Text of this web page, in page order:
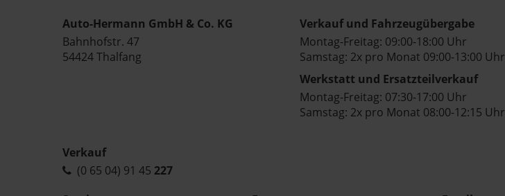
Auto-Hermann GmbH & Co. KG
Bahnhofstr. 47
54424 Thalfang
Verkauf und Fahrzeugübergabe
Montag-Freitag: 09:00-18:00 Uhr
Samstag: 2x pro Monat 09:00-13:00 Uhr
Werkstatt und Ersatzteilverkauf
Montag-Freitag: 07:30-17:00 Uhr
Samstag: 2x pro Monat 08:00-12:15 Uhr
Verkauf
(0 65 04) 91 45 227